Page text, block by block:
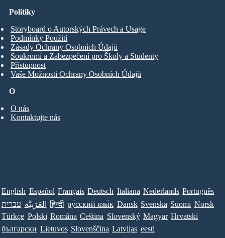
O
O nás
Kontaktujte nás
Politiky
Storyboard o Autorských Právech a Usage
Podmínky Použití
Zásady Ochrany Osobních Údajů
Soukromí a Zabezpečení pro Školy a Studenty
Přístupnost
Vaše Možnosti Ochrany Osobních Údajů
English Español Français Deutsch Italiana Nederlands Português
עברית العَرَبِيَّة हिन्दी ру́сский язы́к Dansk Svenska Suomi Norsk
Türkçe Polski Româna Ceština Slovenský Magyar Hrvatski
български Lietuvos Slovenščina Latvijas eesti